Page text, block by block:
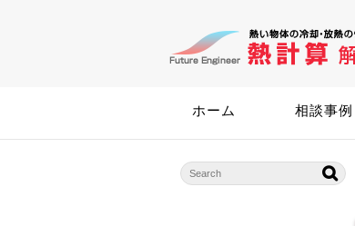
ホーム 相談事例